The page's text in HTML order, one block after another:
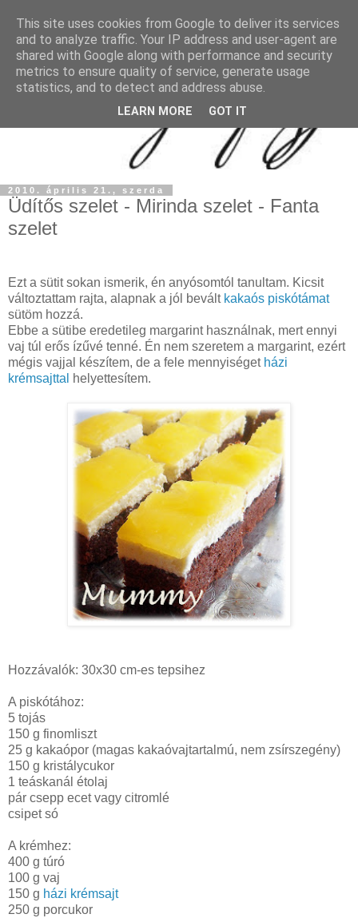
2010. április 21., szerda
Üdítős szelet - Mirinda szelet - Fanta
szelet
Ezt a sütit sokan ismerik, én anyósomtól tanultam. Kicsit
változtattam rajta, alapnak a jól bevált kakaós piskótámat
sütöm hozzá.
Ebbe a sütibe eredetileg margarint használnak, mert ennyi
vaj túl erős ízűvé tenné. Én nem szeretem a margarint, ezért
mégis vajjal készítem, de a fele mennyiséget házi
krémsajttal
helyettesítem.
Hozzávalók: 30x30 cm-es tepsihez
A piskótához:
5 tojás
150 g finomliszt
25 g kakaópor (magas kakaóvajtartalmú, nem zsírszegény)
150 g kristálycukor
1 teáskanál étolaj
pár csepp ecet vagy citromlé
csipet só
A krémhez:
400 g túró
100 g vaj
150 g házi krémsajt
250 g porcukor
This site uses cookies from Google to deliver its services
and to analyze traffic. Your IP address and user-agent are
shared with Google along with performance and security
metrics to ensure quality of service, generate usage
statistics, and to detect and address abuse.
LEARN MORE GOT IT